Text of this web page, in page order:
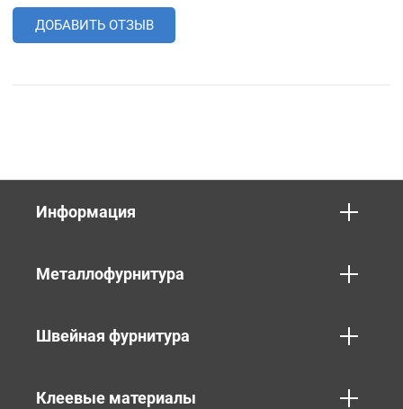
ДОБАВИТЬ ОТЗЫВ
Информация
Металлофурнитура
Швейная фурнитура
Клеевые материалы